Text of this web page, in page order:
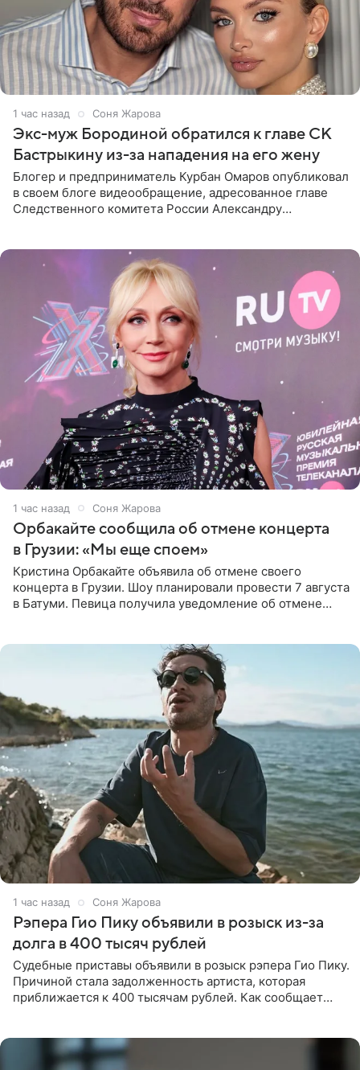
1 час назад Соня Жарова
Экс-муж Бородиной обратился к главе СК
Бастрыкину из-за нападения на его жену
Блогер и предприниматель Курбан Омаров опубликовал
в своем блоге видеообращение, адресованное главе
Следственного комитета России Александру
1 час назад Соня Жарова
Орбакайте сообщила об отмене концерта
в Грузии: «Мы еще споем»
Кристина Орбакайте объявила об отмене своего
концерта в Грузии. Шоу планировали провести 7 августа
в Батуми. Певица получила уведомление об отмене
1 час назад Соня Жарова
Рэпера Гио Пику объявили в розыск из-за
долга в 400 тысяч рублей
Судебные приставы объявили в розыск рэпера Гио Пику.
Причиной стала задолженность артиста, которая
приближается к 400 тысячам рублей. Как сообщает